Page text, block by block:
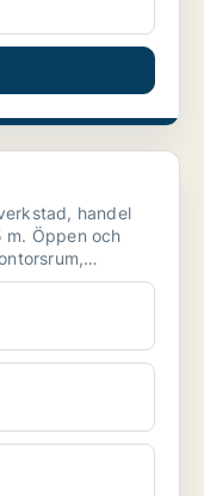
handel
Öppen och